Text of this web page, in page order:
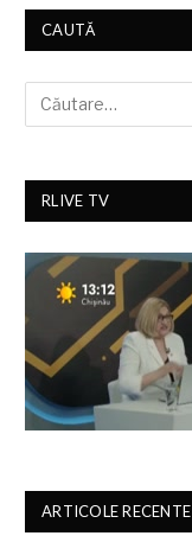
CAUTĂ
RLIVE TV
ARTICOLE RECENTE